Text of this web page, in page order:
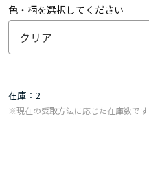
色・柄を選択してください
在庫 2
※現在の受取方法に応じた在庫数です